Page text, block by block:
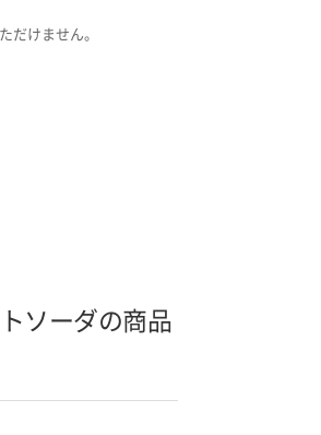
だけません。
ソーダの商品